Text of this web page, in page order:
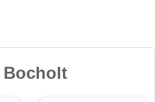
Bocholt